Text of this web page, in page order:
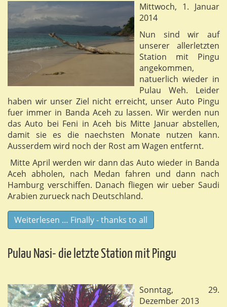
Mittwoch, 1. Januar
2014
Nun sind wir auf
unserer allerletzten
Station mit Pingu
angekommen,
natuerlich wieder in
Pulau Weh. Leider
haben wir unser Ziel nicht erreicht, unser Auto Pingu
fuer immer in Banda Aceh zu lassen. Wir werden nun
das Auto bei Feni in Aceh bis Mitte Januar abstellen,
damit sie es die naechsten Monate nutzen kann.
Ausserdem wird noch der Rost am Wagen entfernt.
Mitte April werden wir dann das Auto wieder in Banda
Aceh abholen, nach Medan fahren und dann nach
Hamburg verschiffen. Danach fliegen wir ueber Saudi
Arabien zurueck nach Deutschland.
Weiterlesen … Finally - thanks to all
Pulau Nasi- die letzte Station mit Pingu
Sonntag, 29.
Dezember 2013